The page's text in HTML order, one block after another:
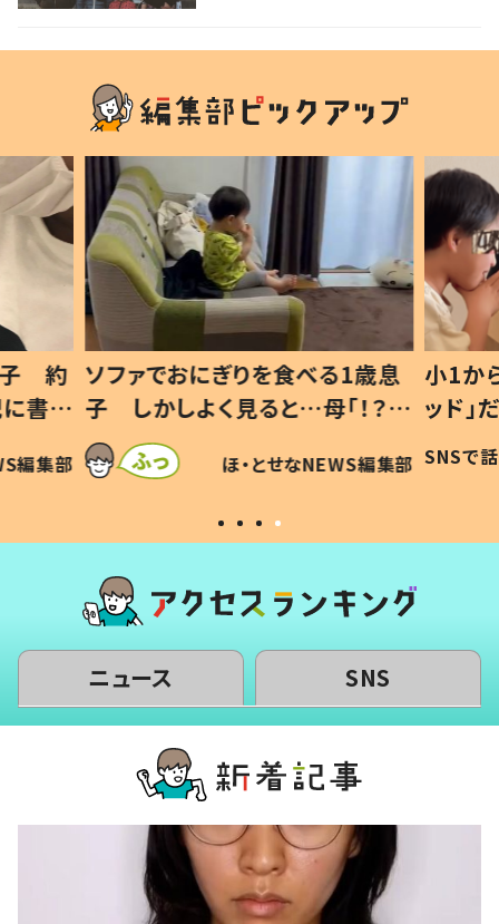
歳息
？」
編集部
小1から不登校、息子は「ギフテ
ッド」だった 父が“ウチ給食”を
作り続ける理由とは #令和の親
#令和の子
SNSで話題 ほ・とせなNEWS編集部
ひ孫
が、抱
「涙
い」
ニュース SNS